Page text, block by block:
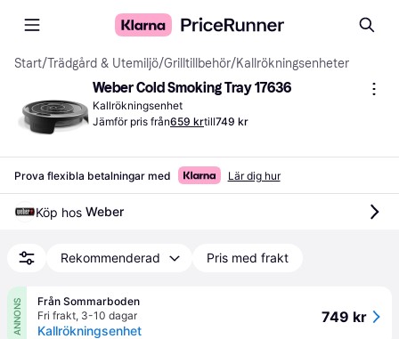
Start/Trädgård & Utemiljö/Grilltillbehör/Kallrökningsenheter
Weber Cold Smoking Tray 17636
Kallrökningsenhet
Jämför pris från659 krtill749 kr
Prova flexibla betalningar med Lär dig hur
Köp hos Weber
Rekommenderad Pris med frakt
ANNONS
Från Sommarboden
Fri frakt, 3-10 dagar
Kallrökningsenhet
749 kr